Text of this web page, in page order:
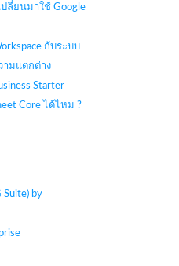
ลี่ยนมาใช้ Google
กับระบบ
ามแตกต่าง
Starter
Core ได้ไหม ?
Suite) by